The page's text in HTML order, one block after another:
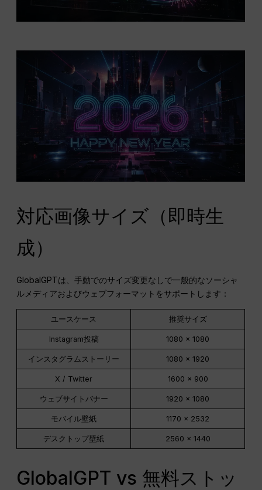
対応画像サイズ（即時生
成）
GlobalGPTは、手動でのサイズ変更なしで一般的なソーシャ
ルメディアおよびウェブフォーマットをサポートします：
ユースケース 推奨サイズ
Instagram投稿 1080 × 1080
インスタグラムストーリー 1080 × 1920
X / Twitter 1600 × 900
ウェブサイトバナー 1920 × 1080
モバイル壁紙 1170 × 2532
デスクトップ壁紙 2560 × 1440
GlobalGPT vs 無料ストッ